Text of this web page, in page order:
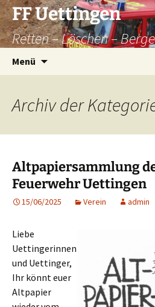
Zum
Inhalt
springen
FF Uettingen
Retten – Löschen –
Menü
Archiv der
Altpapiersammlung
Feuerwehr Uettingen
15/06/2025 Verein admin
Liebe
Uettingerinnen
und Uettinger,
Ihr könnt euer
Altpapier